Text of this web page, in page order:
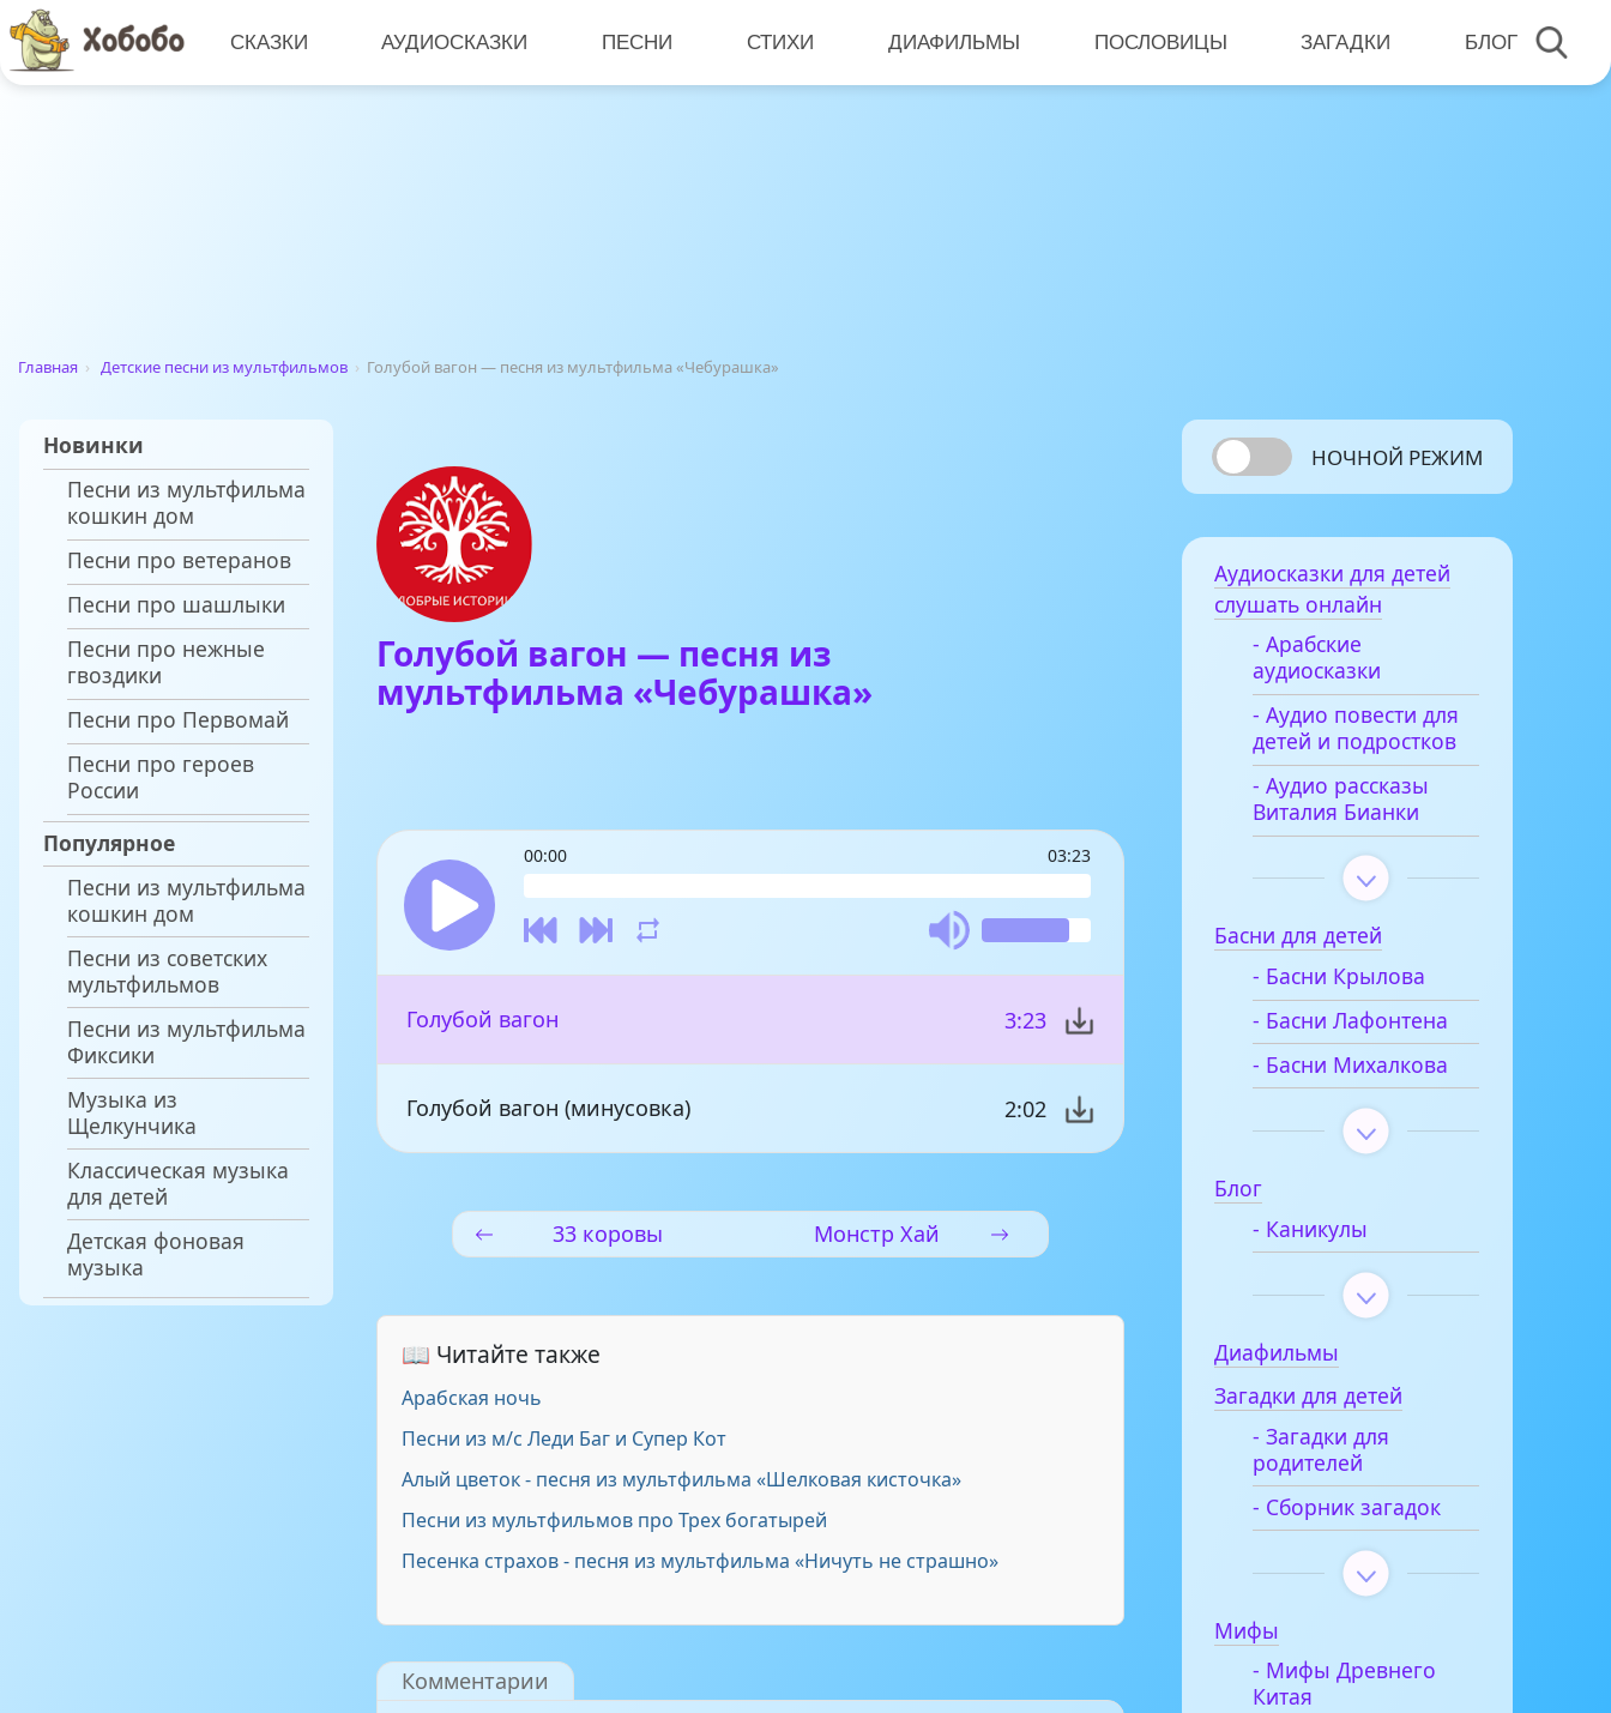
СКАЗКИ АУДИОСКАЗКИ ПЕСНИ СТИХИ ДИАФИЛЬМЫ ПОСЛОВИЦЫ ЗАГАДКИ БЛОГ
Главная › Детские песни из мультфильмов › Голубой вагон — песня из мультфильма «Чебурашка»
Новинки
Песни из мультфильма
кошкин дом
Песни про ветеранов
Песни про шашлыки
Песни про нежные
гвоздики
Песни про Первомай
Песни про героев
России
Популярное
Песни из мультфильма
кошкин дом
Песни из советских
мультфильмов
Песни из мультфильма
Фиксики
Музыка из
Щелкунчика
Классическая музыка
для детей
Детская фоновая
музыка
Голубой вагон — песня из
мультфильма «Чебурашка»
00:00 03:23
Голубой вагон 3:23
Голубой вагон (минусовка) 2:02
33 коровы Монстр Хай
📖 Читайте также
Арабская ночь
Песни из м/с Леди Баг и Супер Кот
Алый цветок - песня из мультфильма «Шелковая кисточка»
Песни из мультфильмов про Трех богатырей
Песенка страхов - песня из мультфильма «Ничуть не страшно»
Комментарии
НОЧНОЙ РЕЖИМ
Аудиосказки для детей
слушать онлайн
- Арабские
аудиосказки
- Аудио повести для
детей и подростков
- Аудио рассказы
Виталия Бианки
Басни для детей
- Басни Крылова
- Басни Лафонтена
- Басни Михалкова
Блог
- Каникулы
Диафильмы
Загадки для детей
- Загадки для
родителей
- Сборник загадок
Мифы
- Мифы Древнего
Китая